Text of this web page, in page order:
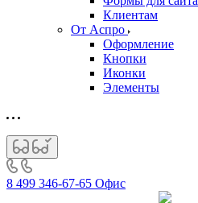
Клиентам
От Аспро
Оформление
Кнопки
Иконки
Элементы
8 499 346-67-65 Офис